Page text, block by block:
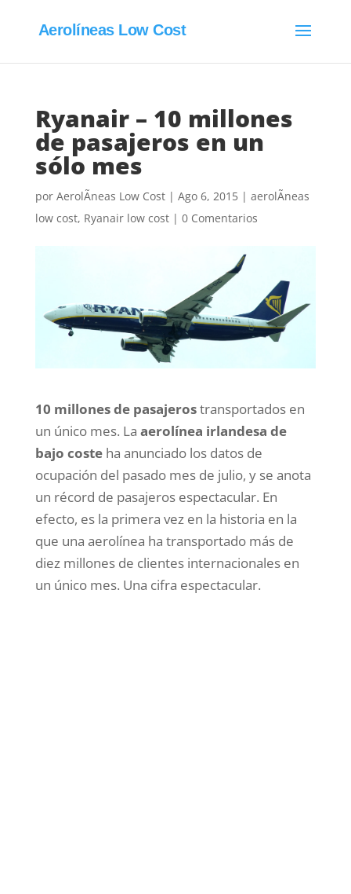
Aerolíneas Low Cost
Ryanair – 10 millones
de pasajeros en un
sólo mes
por AerolÃ­neas Low Cost| Ago 6, 2015| aerolÃ­neas
low cost, Ryanair low cost| 0 Comentarios
10 millones de pasajerostransportados en
un único mes. La aerolínea irlandesa de
bajo costeha anunciado los datos de
ocupación del pasado mes de julio, y se anota
un récord de pasajeros espectacular. En
efecto, es la primera vez en la historia en la
que una aerolínea ha transportado más de
diez millones de clientes internacionales en
un único mes. Una cifra espectacular.